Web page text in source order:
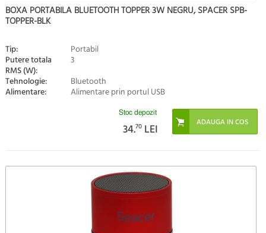
BOXA PORTABILA BLUETOOTH TOPPER 3W NEGRU, SPACER SPB-
TOPPER-BLK
Tip: Portabil
Putere totala
RMS (W):
3
Tehnologie:
Bluetooth
Alimentare: Alimentare prin portul USB
Stoc depozit
34.70 LEI